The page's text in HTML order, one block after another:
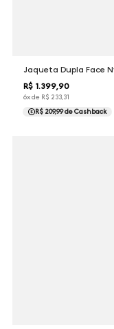
R$ 1.399,90
6x de R$ 233,31
R$ 209,99de Cashback